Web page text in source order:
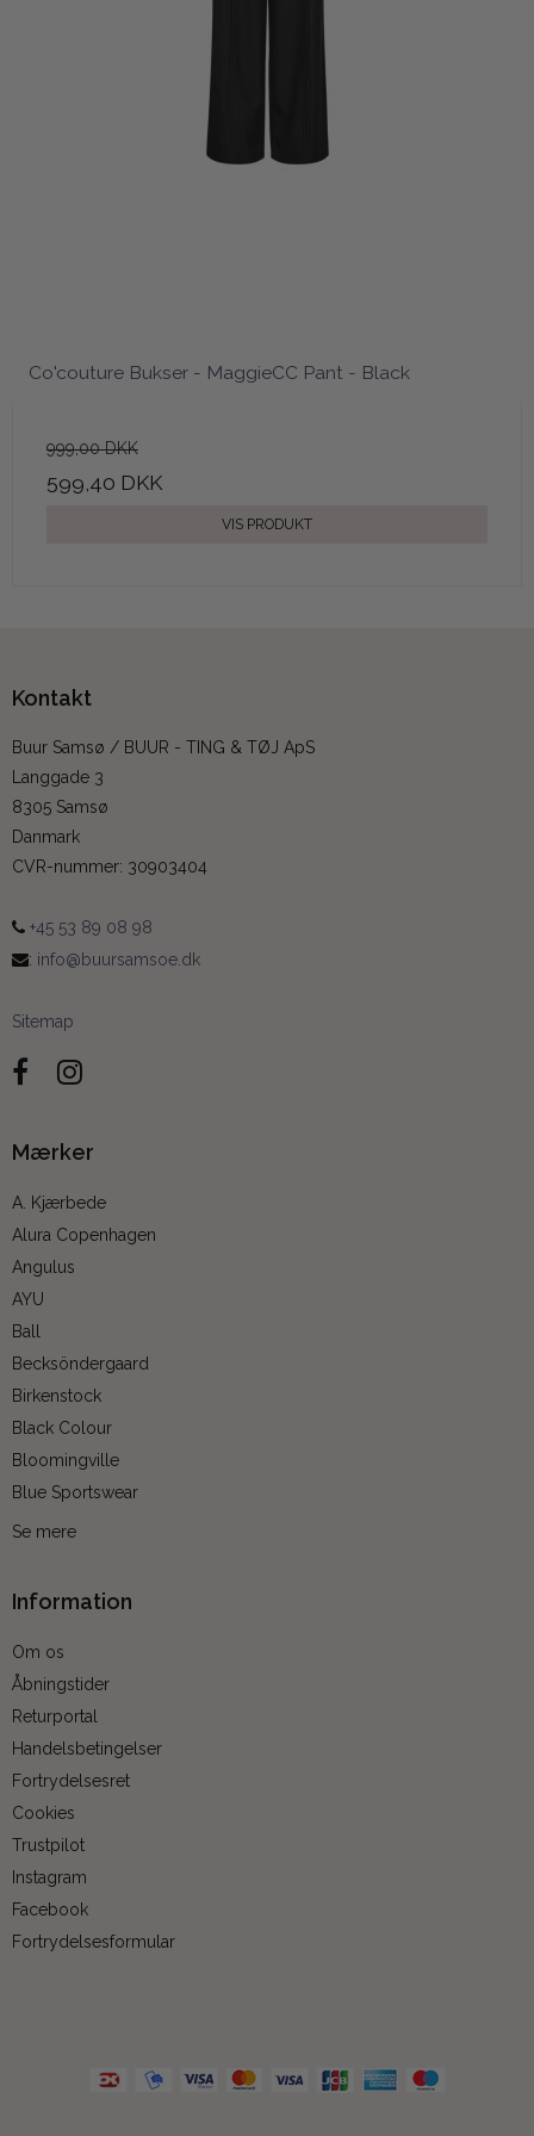
Co'couture Bukser - MaggieCC Pant - Black
999,00 DKK
599,40 DKK
VIS PRODUKT
Kontakt
Buur Samsø / BUUR - TING & TØJ ApS
Langgade 3
8305 Samsø
Danmark
CVR-nummer: 30903404
+45 53 89 08 98
: info@buursamsoe.dk
Sitemap
Mærker
A. Kjærbede
Alura Copenhagen
Angulus
AYU
Ball
Becksöndergaard
Birkenstock
Black Colour
Bloomingville
Blue Sportswear
Se mere
Information
Om os
Åbningstider
Returportal
Handelsbetingelser
Fortrydelsesret
Cookies
Trustpilot
Instagram
Facebook
Fortrydelsesformular